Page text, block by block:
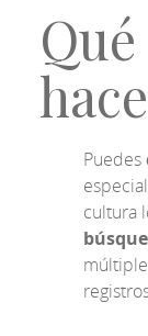
Puedes
cultura